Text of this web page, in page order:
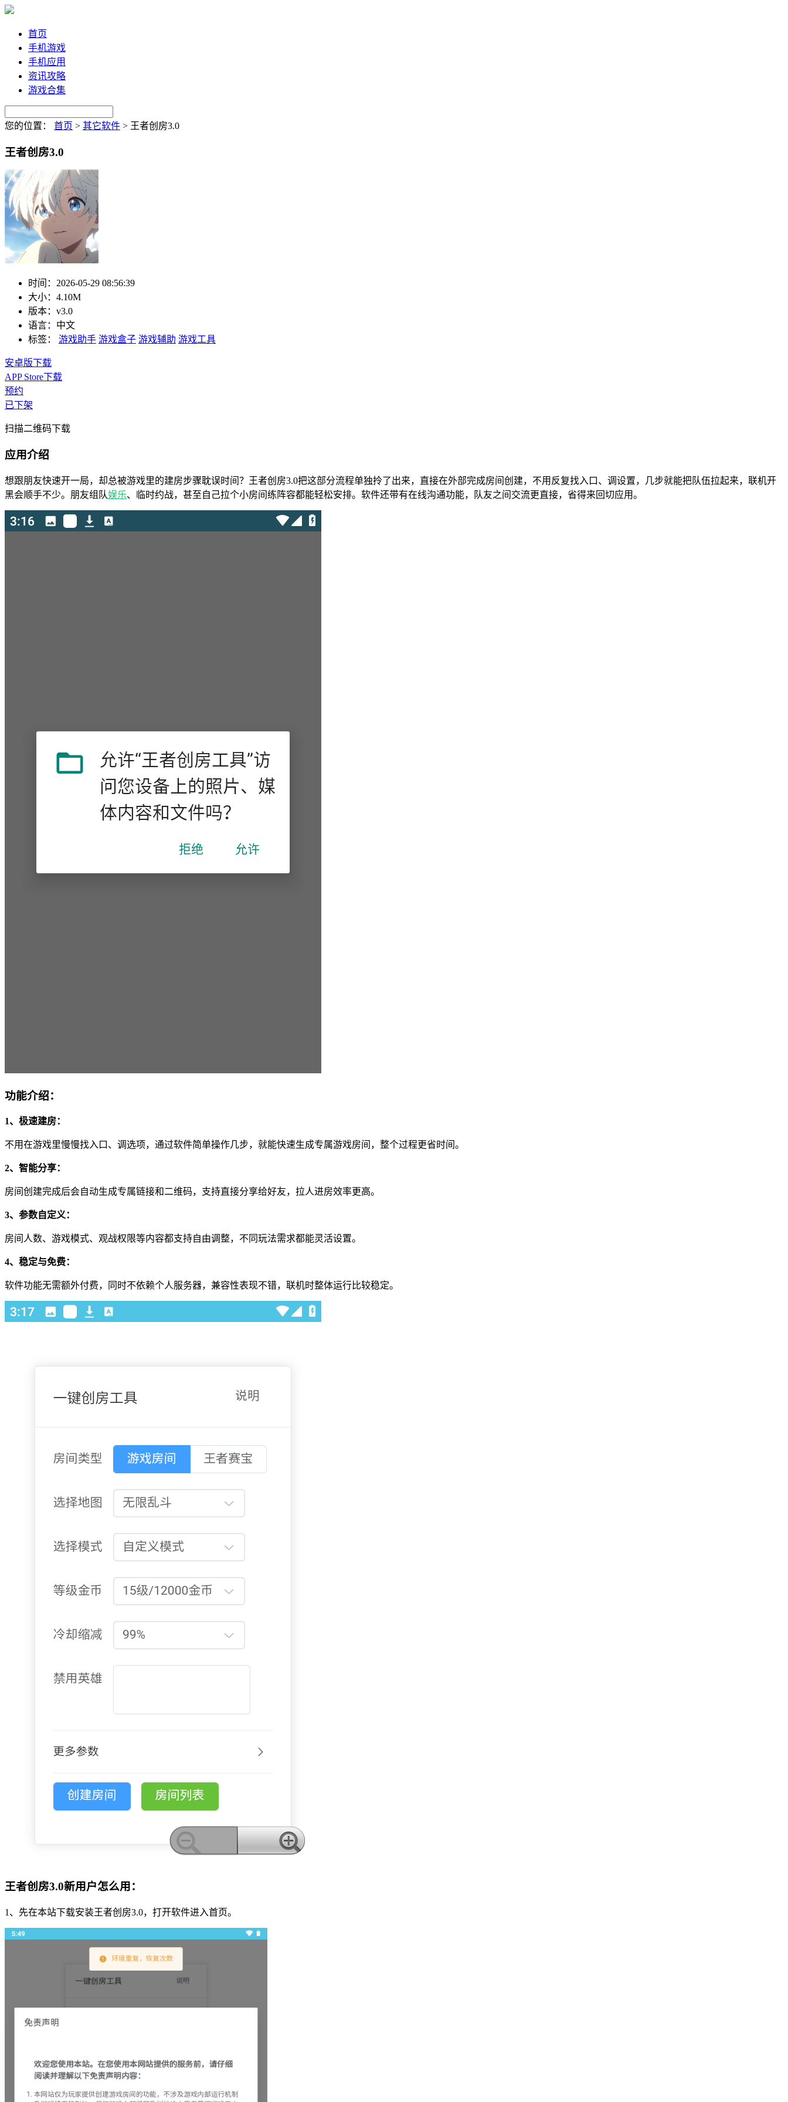
首页
手机游戏
手机应用
资讯攻略
游戏合集
您的位置： 首页 > 其它软件 > 王者创房3.0
王者创房3.0
时间： 2026-05-29 08:56:39
大小： 4.10M
版本： v3.0
语言： 中文
标签：
游戏助手 游戏盒子 游戏辅助 游戏工具
安卓版下载
APP Store下载
预约
已下架
扫描二维码下载
应用介绍
想跟朋友快速开一局，却总被游戏里的建房步骤耽误时间？王者创房3.0把这部分流程单独拎了出来，直接在外部完成房间创建，不用反复找入口、调设置，几步就能把队伍拉起来，联机开
黑会顺手不少。朋友组队娱乐、临时约战，甚至自己拉个小房间练阵容都能轻松安排。软件还带有在线沟通功能，队友之间交流更直接，省得来回切应用。
功能介绍：
1、极速建房：
不用在游戏里慢慢找入口、调选项，通过软件简单操作几步，就能快速生成专属游戏房间，整个过程更省时间。
2、智能分享：
房间创建完成后会自动生成专属链接和二维码，支持直接分享给好友，拉人进房效率更高。
3、参数自定义：
房间人数、游戏模式、观战权限等内容都支持自由调整，不同玩法需求都能灵活设置。
4、稳定与免费：
软件功能无需额外付费，同时不依赖个人服务器，兼容性表现不错，联机时整体运行比较稳定。
王者创房3.0新用户怎么用：
1、先在本站下载安装王者创房3.0，打开软件进入首页。